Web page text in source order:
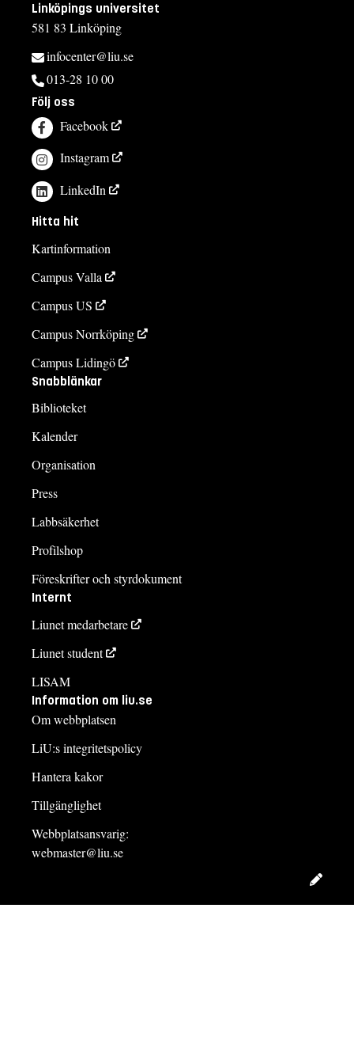
Linköpings universitet
581 83 Linköping
infocenter@liu.se
013-28 10 00
Följ oss
Facebook
Instagram
LinkedIn
Hitta hit
Kartinformation
Campus Valla
Campus US
Campus Norrköping
Campus Lidingö
Snabblänkar
Biblioteket
Kalender
Organisation
Press
Labbsäkerhet
Profilshop
Föreskrifter och styrdokument
Internt
Liunet medarbetare
Liunet student
LISAM
Information om liu.se
Om webbplatsen
LiU:s integritetspolicy
Hantera kakor
Tillgänglighet
Webbplatsansvarig:
webmaster@liu.se